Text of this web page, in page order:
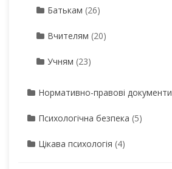
Батькам (26)
Вчителям (20)
Учням (23)
Нормативно-правові документи
Психологічна безпека (5)
Цікава психологія (4)